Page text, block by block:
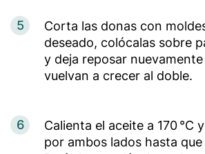
5
Corta las donas con
deseado, colócalas sobre
y deja reposar
vuelvan a crecer al doble.
6
Calienta el aceite a 170 °C
por ambos lados hasta